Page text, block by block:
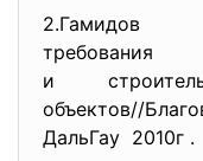
2.Гамидов
и
объектов//
ДальГау 2010г .